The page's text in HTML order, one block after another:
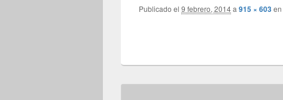
Publicado el 9 febrero, 2014a 915 × 603en